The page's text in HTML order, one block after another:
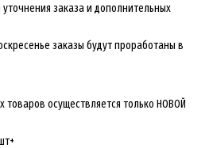
заказа и дополнительных
заказы будут проработаны в
товаров осуществляется только НОВОЙ